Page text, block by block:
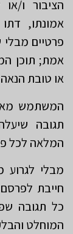
הציבור ו/
אמונתו,
פרטיים
אמת; תוכן
או טובת
המשתמש
תגובה
המלאה לכל
מבלי
חייבת
כל תגובה
המוחלט